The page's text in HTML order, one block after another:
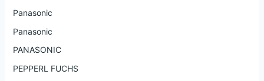
Panasonic
Panasonic
PANASONIC
PEPPERL FUCHS